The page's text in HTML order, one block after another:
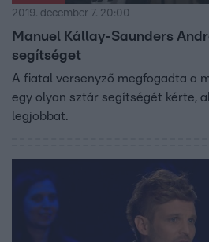
2019. december 7. 20:00
Manuel Kállay-Saunders
segítséget
A fiatal versenyző megfogadta a
egy olyan sztár segítségét kérte,
legjobbat.